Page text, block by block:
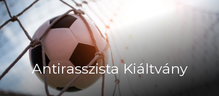
Antirasszista Kiáltvány